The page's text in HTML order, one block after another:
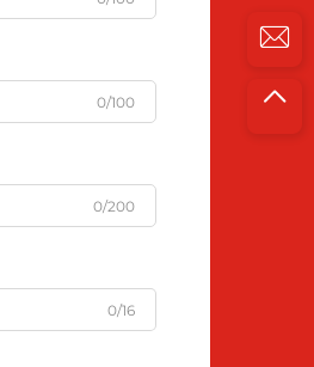
0/100
0/200
0/16